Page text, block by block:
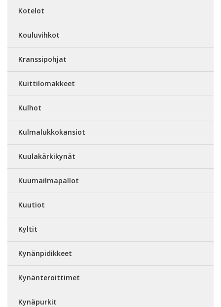
Kotelot
Kouluvihkot
Kranssipohjat
Kuittilomakkeet
Kulhot
Kulmalukkokansiot
Kuulakärkikynät
Kuumailmapallot
Kuutiot
Kyltit
Kynänpidikkeet
Kynänteroittimet
Kynäpurkit